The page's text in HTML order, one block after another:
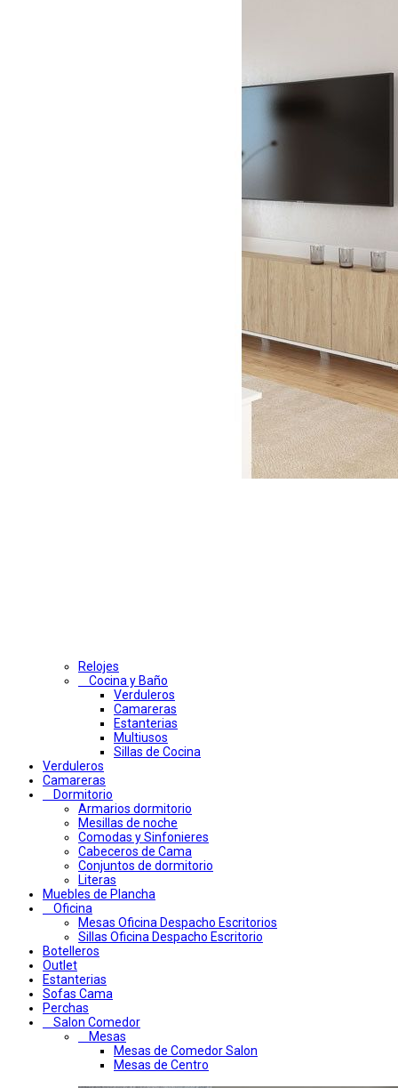
Relojes
Cocina y Baño
Verduleros
Camareras
Estanterias
Multiusos
Sillas de Cocina
Verduleros
Camareras
Dormitorio
Armarios dormitorio
Mesillas de noche
Comodas y Sinfonieres
Cabeceros de Cama
Conjuntos de dormitorio
Literas
Muebles de Plancha
Oficina
Mesas Oficina Despacho Escritorios
Sillas Oficina Despacho Escritorio
Botelleros
Outlet
Estanterias
Sofas Cama
Perchas
Salon Comedor
Mesas
Mesas de Comedor Salon
Mesas de Centro